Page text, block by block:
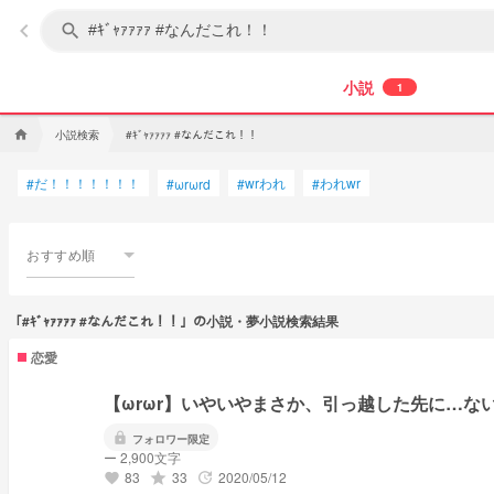
keyboard_arrow_left search
小説 1
home 小説検索 #ｷﾞｬｧｧｧｧ #なんだこれ！！
#だ！！！！！！！ #ωrωrd #wrわれ #われwr
おすすめ順
「#ｷﾞｬｧｧｧｧ #なんだこれ！！」の小説・夢小説検索結果
恋愛
【ωrωr】いやいやまさか、引っ越した先に…な
lock フォロワー限定
ー 2,900文字
favorite 83 grade 33 update 2020/05/12